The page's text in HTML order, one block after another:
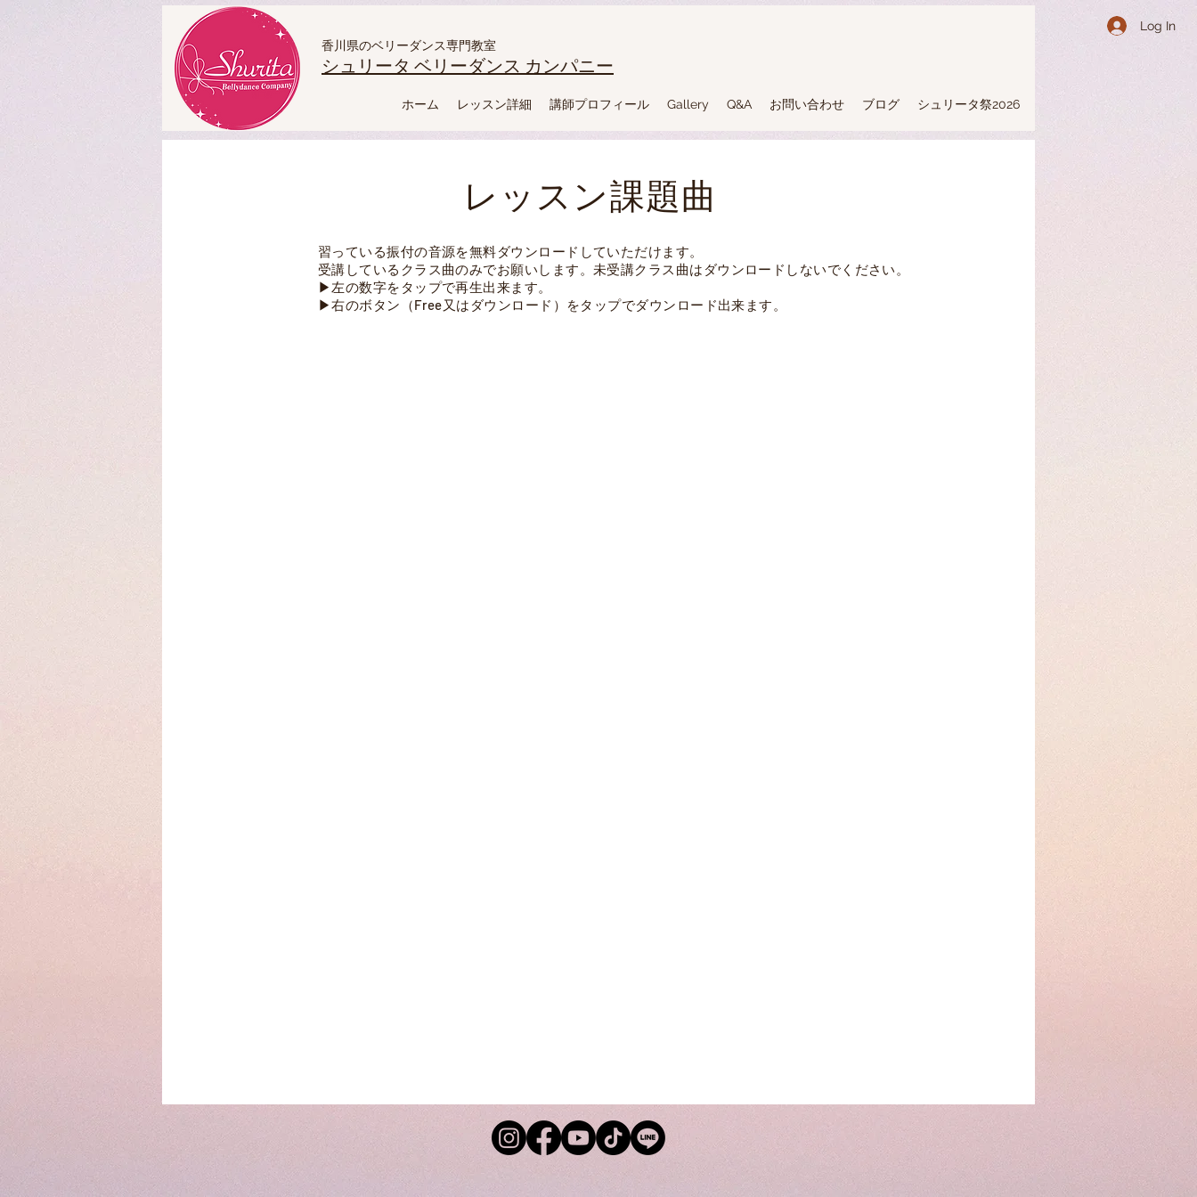
香川県のベリーダンス専門教室
シュリータ ベリーダンス カンパニー
Log In
ホーム レッスン詳細 講師プロフィール Gallery Q&A お問い合わせ ブログ シュリータ祭2026
レッスン課題曲
習っている振付の音源を無料ダウンロードしていただけます。
​受講しているクラス曲のみでお願いします。未受講クラス曲はダウンロードしないでください。
▶左の数字をタップで再生出来ます。
​▶右のボタン（Free又はダウンロード）をタップでダウンロード出来ます。
シュリータベリーダンスカンパニー